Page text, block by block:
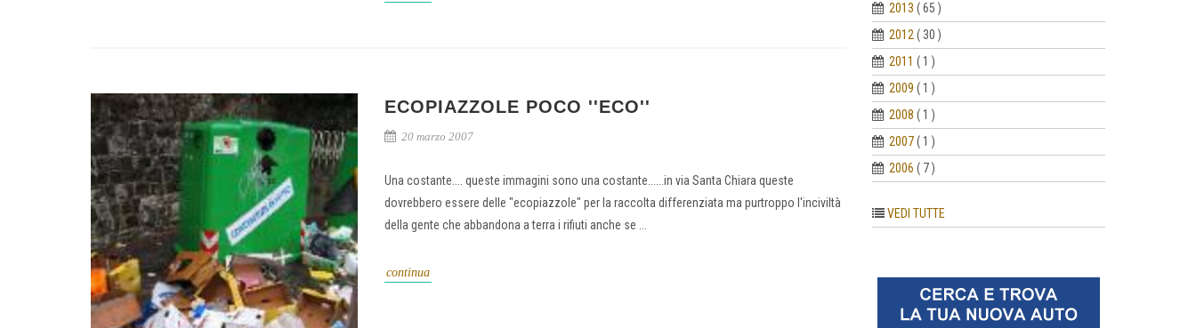
ECOPIAZZOLE POCO ''ECO''
20 marzo 2007
Una costante.... queste immagini sono una costante......in via Santa Chiara queste
dovrebbero essere delle "ecopiazzole" per la raccolta differenziata ma purtroppo l'inciviltà
della gente che abbandona a terra i rifiuti anche se ...
continua
2013 ( 65 )
2012 ( 30 )
2011 ( 1 )
2009 ( 1 )
2008 ( 1 )
2007 ( 1 )
2006 ( 7 )
VEDI TUTTE